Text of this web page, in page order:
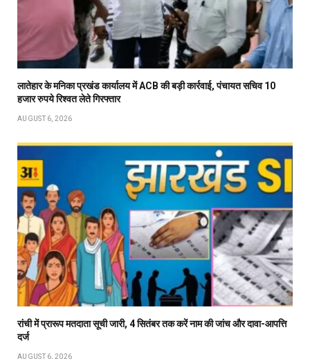
लातेहार के मनिका प्रखंड कार्यालय में ACB की बड़ी कार्रवाई, पंचायत सचिव 10
हजार रुपये रिश्वत लेते गिरफ्तार
AUGUST 6, 2026
रांची में प्रारूप मतदाता सूची जारी, 4 सितंबर तक करें नाम की जांच और दावा-आपत्ति
दर्ज
AUGUST 6, 2026